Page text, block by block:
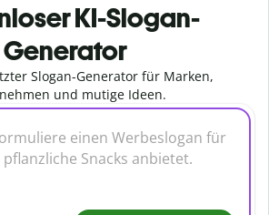
KI-Slogan-
Generator
Slogan-Generator für Marken,
und mutige Ideen.